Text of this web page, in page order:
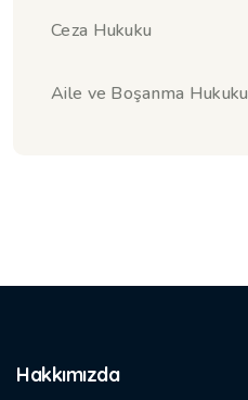
Ceza Hukuku
Aile ve Boşanma Hukuku
Hakkımızda